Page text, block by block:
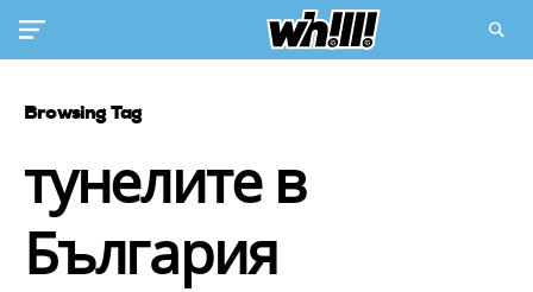
Browsing Tag
тунелите в
България